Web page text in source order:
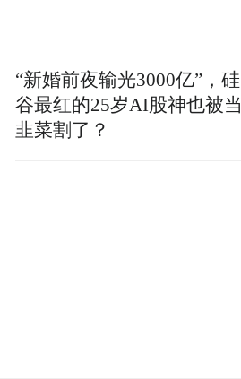
“新婚前夜输光3000亿”，硅
谷最红的25岁AI股神也被当
韭菜割了？